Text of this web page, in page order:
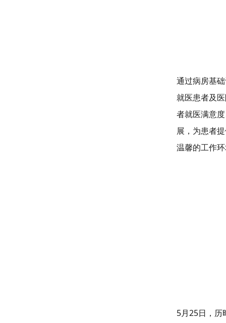
通过病房基
就医患者及
者就医满意
展，为患者
温馨的工作
5月25日，历